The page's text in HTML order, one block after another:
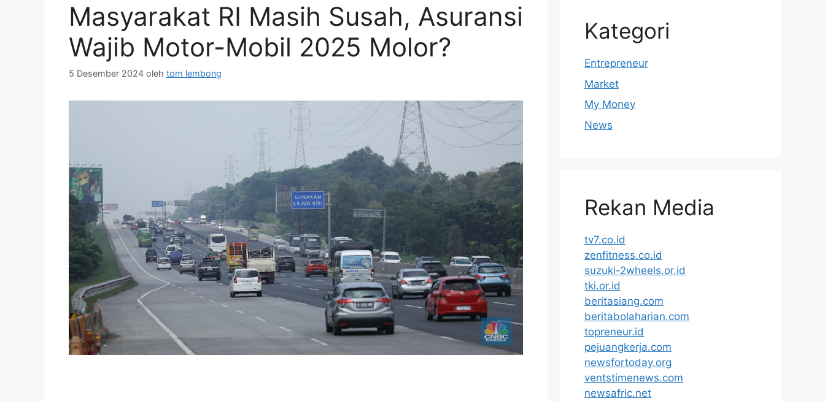
Masyarakat RI Masih Susah, Asuransi
Wajib Motor-Mobil 2025 Molor?
5 Desember 2024 oleh tom lembong
Kategori
Entrepreneur
Market
My Money
News
Rekan Media
tv7.co.id
zenfitness.co.id
suzuki-2wheels.or.id
tki.or.id
beritasiang.com
beritabolaharian.com
topreneur.id
pejuangkerja.com
newsfortoday.org
ventstimenews.com
newsafric.net